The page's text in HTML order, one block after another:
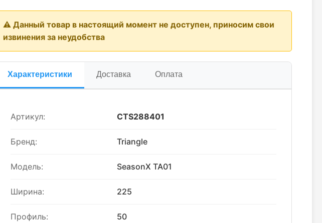
⚠️ Данный товар в настоящий момент не доступен, приносим свои
извинения за неудобства
Характеристики Доставка Оплата
Артикул: CTS288401
Бренд: Triangle
Модель: SeasonX TA01
Ширина: 225
Профиль: 50